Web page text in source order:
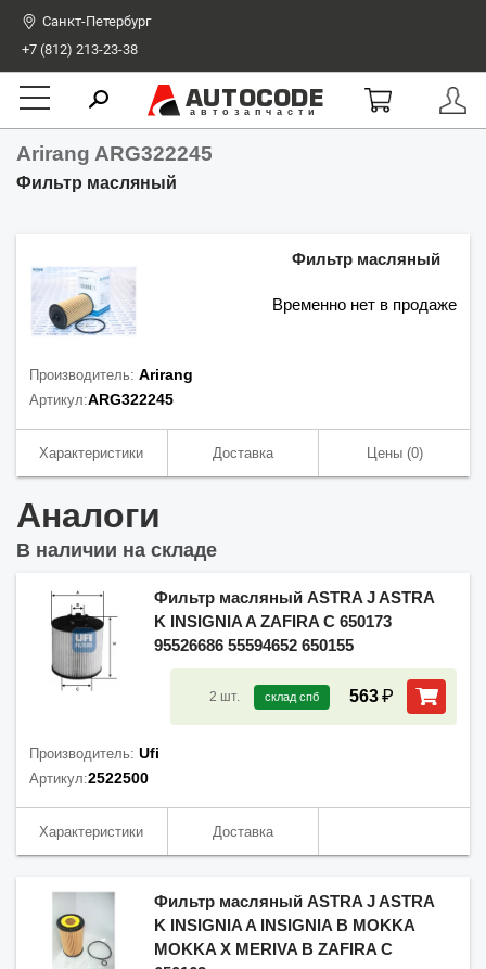
Санкт-Петербург
+7 (812) 213-23-38
AUTOCODE
автозапчасти
Arirang ARG322245
Фильтр масляный
Фильтр масляный
Временно нет в продаже
Производитель: Arirang
Артикул:ARG322245
Характеристики Доставка Цены(0)
Аналоги
В наличии на складе
Фильтр масляный ASTRA J ASTRA
K INSIGNIA A ZAFIRA C 650173
95526686 55594652 650155
2 шт. склад спб 563₽
Производитель: Ufi
Артикул:2522500
Характеристики Доставка
Фильтр масляный ASTRA J ASTRA
K INSIGNIA A INSIGNIA B MOKKA
MOKKA X MERIVA B ZAFIRA C